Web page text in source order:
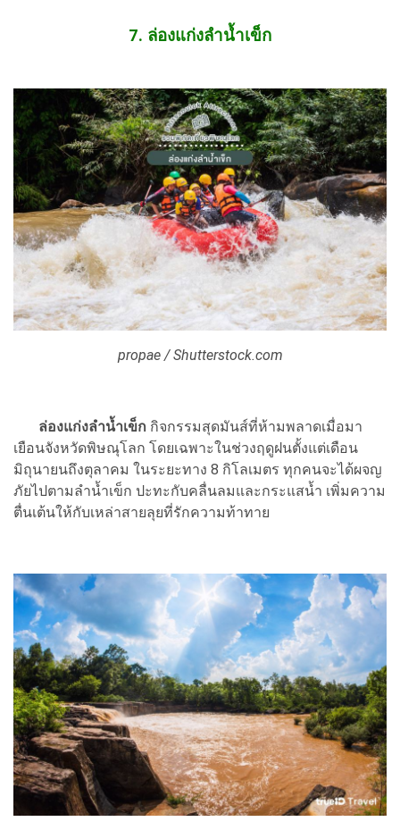
7. ล่องแก่งลำน้ำเข็ก
propae / Shutterstock.com
ล่องแก่งลำน้ำเข็ก กิจกรรมสุดมันส์ที่ห้ามพลาดเมื่อมา
เยือนจังหวัดพิษณุโลก โดยเฉพาะในช่วงฤดูฝนตั้งแต่เดือน
มิถุนายนถึงตุลาคม ในระยะทาง 8 กิโลเมตร ทุกคนจะได้ผจญ
ภัยไปตามลำน้ำเข็ก ปะทะกับคลื่นลมและกระแสน้ำ เพิ่มความ
ตื่นเต้นให้กับเหล่าสายลุยที่รักความท้าทาย